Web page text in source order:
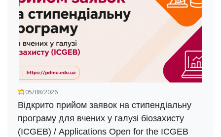
05/08/2026
Відкрито прийом заявок на стипендіальну
програму для вчених у галузі біозахисту
(ICGEB) / Applications Open for the ICGEB